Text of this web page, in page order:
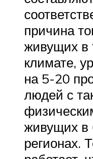
причина
живущих в
климате,
на 5-20
людей с
живущих в
регионах.